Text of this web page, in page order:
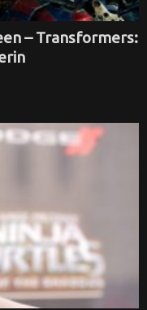
– Transformers: